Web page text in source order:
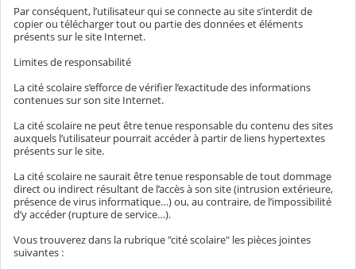
Par conséquent, l’utilisateur qui se connecte au site s’interdit de
copier ou télécharger tout ou partie des données et éléments
présents sur le site Internet.
Limites de responsabilité
La cité scolaire s’efforce de vérifier l’exactitude des informations
contenues sur son site Internet.
La cité scolaire ne peut être tenue responsable du contenu des sites
auxquels l’utilisateur pourrait accéder à partir de liens hypertextes
présents sur le site.
La cité scolaire ne saurait être tenue responsable de tout dommage
direct ou indirect résultant de l’accès à son site (intrusion extérieure,
présence de virus informatique…) ou, au contraire, de l’impossibilité
d’y accéder (rupture de service…).
Vous trouverez dans la rubrique "cité scolaire" les pièces jointes
suivantes :